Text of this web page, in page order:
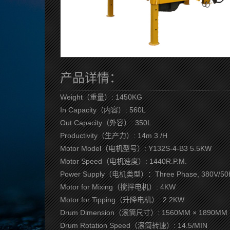
产品详情：
Weight（重量）: 1450KG
In Capacity（内容）: 560L
Out Capacity（外容）: 350L
Productivity（生产力）: 14m 3 /H
Motor Model（电机型号）: Y132S-4-B3 5.5KW
Motor Speed（电机速度）: 1440R.P.M.
Power Supply（电机类型）：Three Phase, 380V/
Motor for Mixing（搅拌电机）: 4KW
Motor for Tipping（升降电机）: 2.2KW
Drum Dimension（滚筒尺寸）: 1560MM × 1890MM
Drum Rotation Speed（滚筒转速）: 14.5/MIN